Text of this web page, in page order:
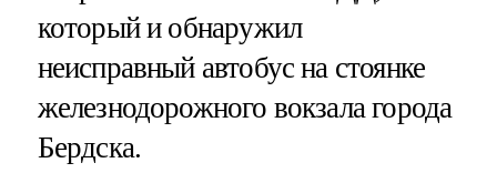
который и обнаружил
неисправный автобус на стоянке
железнодорожного вокзала города
Бердска.